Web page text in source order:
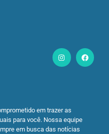
em trazer as
para você. Nossa equipe
em busca das notícias